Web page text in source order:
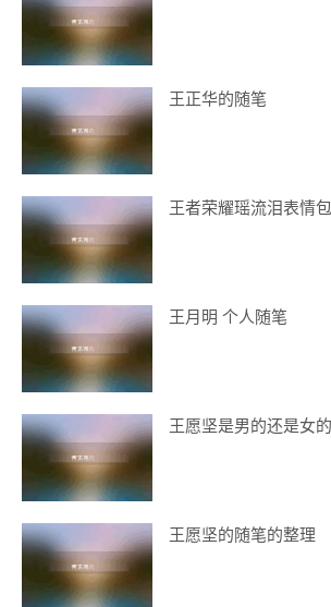
王正华的随笔
王者荣耀瑶流泪表情包
王月明 个人随笔
王愿坚是男的还是女的
王愿坚的随笔的整理